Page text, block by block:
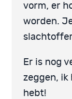
vorm, er
worden.
Er is nog
zeggen, ik
hebt!